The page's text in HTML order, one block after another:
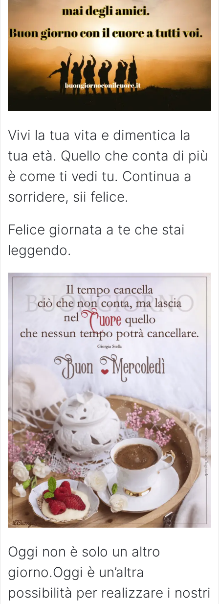
Vivi la tua vita e dimentica la
tua età. Quello che conta di più
è come ti vedi tu. Continua a
sorridere, sii felice.
Felice giornata a te che stai
leggendo.
Oggi non è solo un altro
giorno.Oggi è un’altra
possibilità per realizzare i nostri